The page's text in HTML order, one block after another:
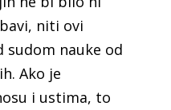
niti ovi
sudom nauke od
Ako je
i ustima, to